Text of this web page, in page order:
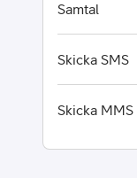
Samtal
Skicka SMS
Skicka MMS